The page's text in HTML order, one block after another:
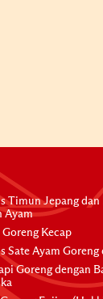
Timun Jepang dan
Ayam
Goreng Kecap
Sate Ayam
Goreng dengan